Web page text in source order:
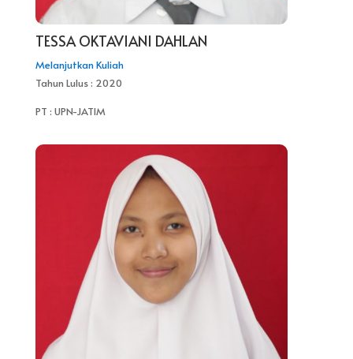
TESSA OKTAVIANI DAHLAN
Melanjutkan Kuliah
Tahun Lulus : 2020
PT : UPN-JATIM